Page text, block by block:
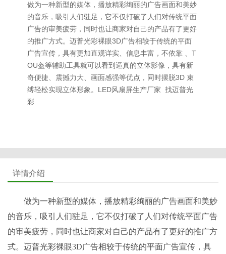
做为一种新型的媒体，播放精彩绚丽的广告画面和美妙
的音乐，吸引人们驻足，它不仅打破了人们对传统平面
广告的审美疲劳，同时也让商家对自己的产品有了更好
的推广方式。迈普光彩裸眼3D广告相较于传统的平面
广告宣传，具有更加直观详实、信息丰富，不依靠 、T
OU盔等辅助工具就可以看到逼真的立体影像，具有新
奇便捷、震撼力大、画面感强等优点，同时摆脱3D 束
缚轻松实现立体形象。LED风扇屏生产厂家 找迈普光
彩
详情介绍
做为一种新型的媒体，播放精彩绚丽的广告画面和美妙
的音乐，吸引人们驻足，它不仅打破了人们对传统平面广告
的审美疲劳，同时也让商家对自己的产品有了更好的推广方
式。迈普光彩裸眼3D广告相较于传统的平面广告宣传，具